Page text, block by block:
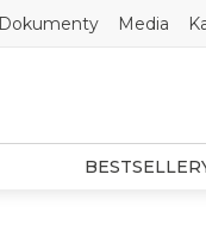
Dokumenty Media